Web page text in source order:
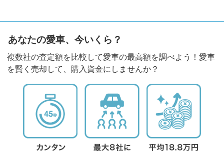
あなたの愛車、今いくら？
複数社の査定額を比較して愛車の最高額を調べよう！愛車
を賢く売却して、購入資金にしませんか？